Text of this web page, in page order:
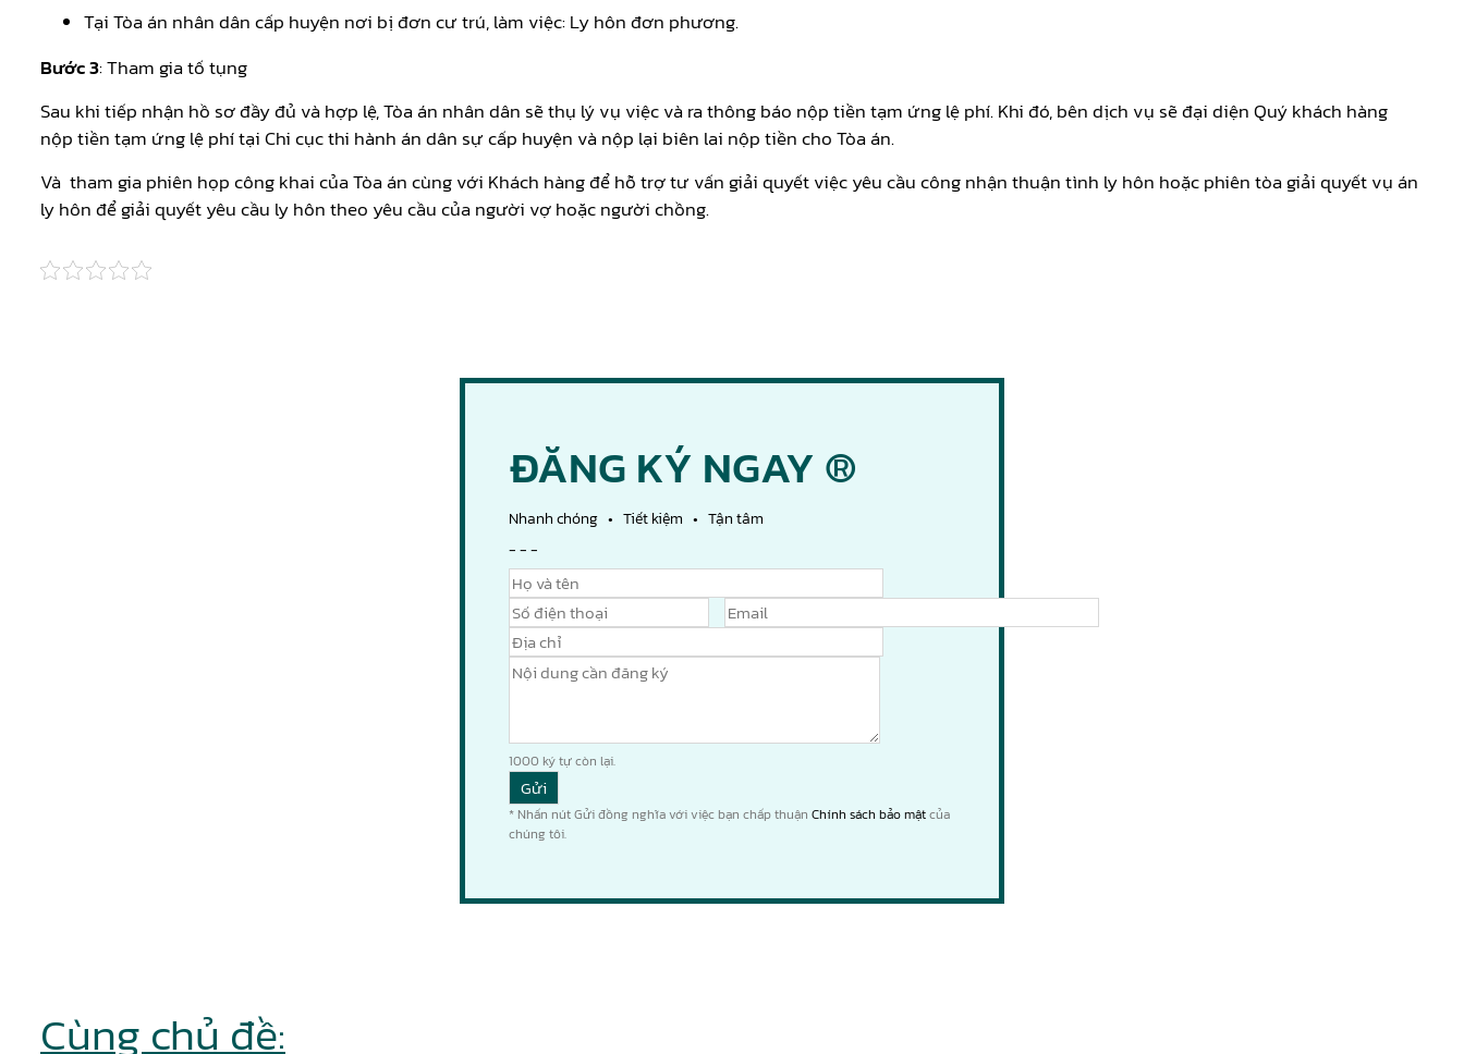
Tại Tòa án nhân dân cấp huyện nơi bị đơn cư trú, làm việc: Ly hôn đơn phương.
Bước 3: Tham gia tố tụng
Sau khi tiếp nhận hồ sơ đầy đủ và hợp lệ, Tòa án nhân dân sẽ thụ lý vụ việc và ra thông báo nộp tiền tạm ứng lệ phí. Khi đó, bên dịch vụ sẽ đại diện Quý khách hàng
nộp tiền tạm ứng lệ phí tại Chi cục thi hành án dân sự cấp huyện và nộp lại biên lai nộp tiền cho Tòa án.
Và tham gia phiên họp công khai của Tòa án cùng với Khách hàng để hỗ trợ tư vấn giải quyết việc yêu cầu công nhận thuận tình ly hôn hoặc phiên tòa giải quyết vụ án
ly hôn để giải quyết yêu cầu ly hôn theo yêu cầu của người vợ hoặc người chồng.
ĐĂNG KÝ NGAY ®
Nhanh chóng • Tiết kiệm • Tận tâm
- - -
1000 ký tự còn lại.
* Nhấn nút Gửi đồng nghĩa với việc bạn chấp thuận Chính sách bảo mậtcủa
chúng tôi.
Cùng chủ đề: